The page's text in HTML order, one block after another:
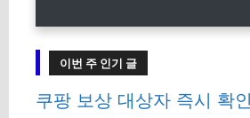
이번 주 인기 글
쿠팡 보상 대상자 즉시 확